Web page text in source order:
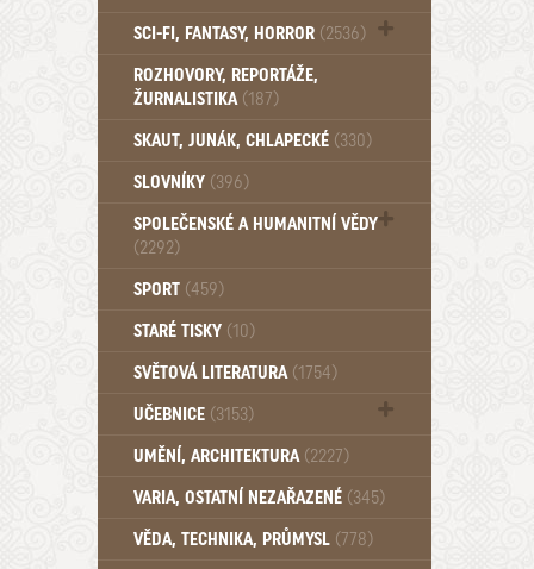
SCI-FI, FANTASY, HORROR (2536)
UFO (14)
ROZHOVORY, REPORTÁŽE,
ŽURNALISTIKA (187)
SKAUT, JUNÁK, CHLAPECKÉ (330)
SLOVNÍKY (396)
SPOLEČENSKÉ A HUMANITNÍ VĚDY
(2292)
Pedagogika (191)
Psychologie a osobní rozvoj (761)
SPORT (459)
STARÉ TISKY (10)
SVĚTOVÁ LITERATURA (1754)
UČEBNICE (3153)
Učebnice - Jazykové (1297)
Učebnice - VŠ (259)
Učebnice - ZŠ (556)
Učebnice - Ostatní (499)
UMĚNÍ, ARCHITEKTURA (2227)
VARIA, OSTATNÍ NEZAŘAZENÉ (345)
VĚDA, TECHNIKA, PRŮMYSL (778)